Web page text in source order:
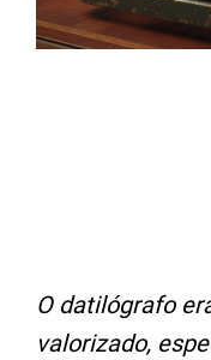
O datilógrafo
valorizado,